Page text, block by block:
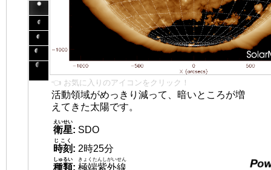
👈 お気に入りのアイコンをクリック！
活動領域がめっきり減って、暗いところが増
えてきた太陽です。
衛星
えいせい
: SDO
時刻
じこく
: 2時25分
種類
しゅるい
: 極端紫外線
きょくたんしがいせん